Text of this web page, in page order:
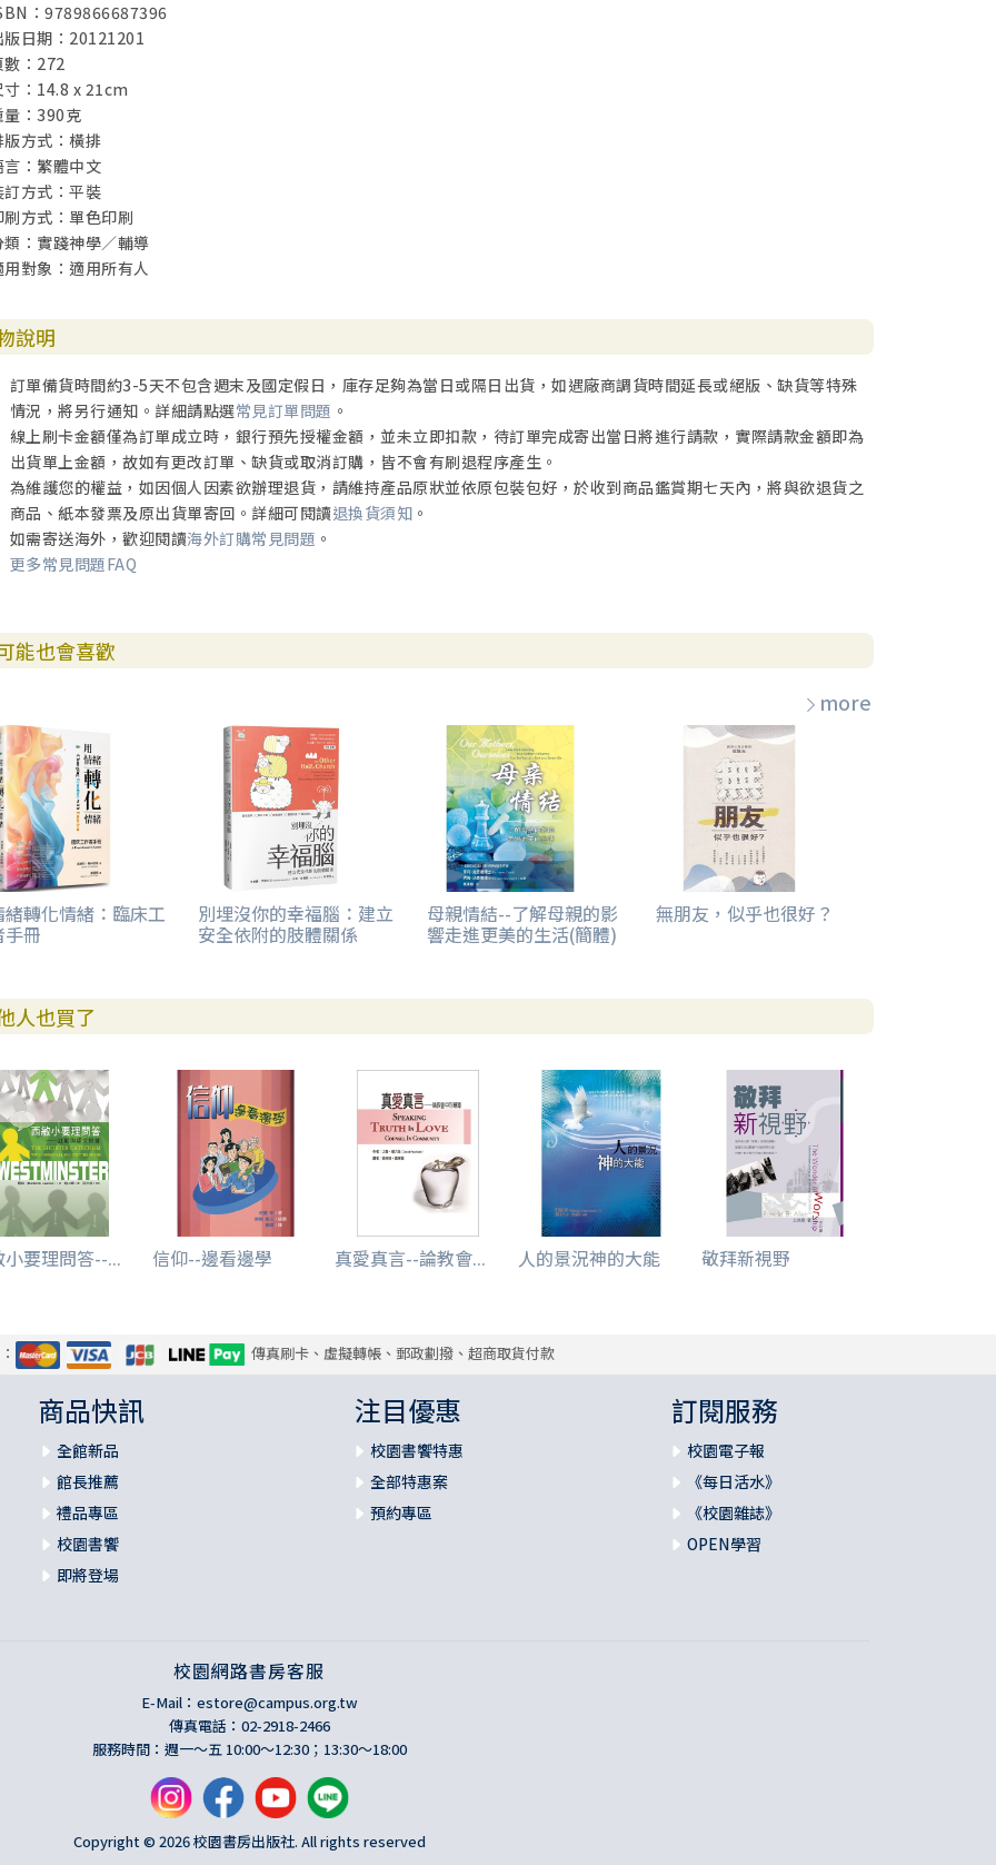
：9789866687396
版日期：20121201
數：272
寸：14.8 x 21cm
量：390克
版方式：橫排
言：繁體中文
訂方式：平裝
刷方式：單色印刷
類：實踐神學／輔導
用對象：適用所有人
說明
訂單備貨時間約3-5天不包含週末及國定假日，庫存足夠為當日或隔日出貨，如遇廠商調貨時間延長或絕版、缺貨等特殊
情況，將另行通知。詳細請點選常見訂單問題 。
線上刷卡金額僅為訂單成立時，銀行預先授權金額，並未立即扣款，待訂單完成寄出當日將進行請款，實際請款金額即為
出貨單上金額，故如有更改訂單、缺貨或取消訂購，皆不會有刷退程序產生。
為維護您的權益，如因個人因素欲辦理退貨，請維持產品原狀並依原包裝包好，於收到商品鑑賞期七天內，將與欲退貨之
商品、紙本發票及原出貨單寄回。詳細可閱讀退換貨須知 。
如需寄送海外，歡迎閱讀海外訂購常見問題 。
更多常見問題FAQ
能也會喜歡
more
緒轉化情緒：臨床工
冊
別埋沒你的幸福腦：建立
安全依附的肢體關係
母親情結--了解母親的影
響走進更美的生活(簡體)
無朋友，似乎也很好？
人也買了
小要理問答--... 信仰--邊看邊學 真愛真言--論教會... 人的景況神的大能 敬拜新視野
傳真刷卡、虛擬轉帳、郵政劃撥、超商取貨付款
商品快訊
全館新品
館長推薦
禮品專區
校園書饗
即將登場
注目優惠
校園書饗特惠
全部特惠案
預約專區
訂閱服務
校園電子報
《每日活水》
《校園雜誌》
OPEN學習
校園網路書房客服
E-Mail： estore@campus.org.tw
傳真電話：02-2918-2466
服務時間：週一～五 10:00～12:30；13:30～18:00
Copyright © 2026 校園書房出版社. All rights reserved